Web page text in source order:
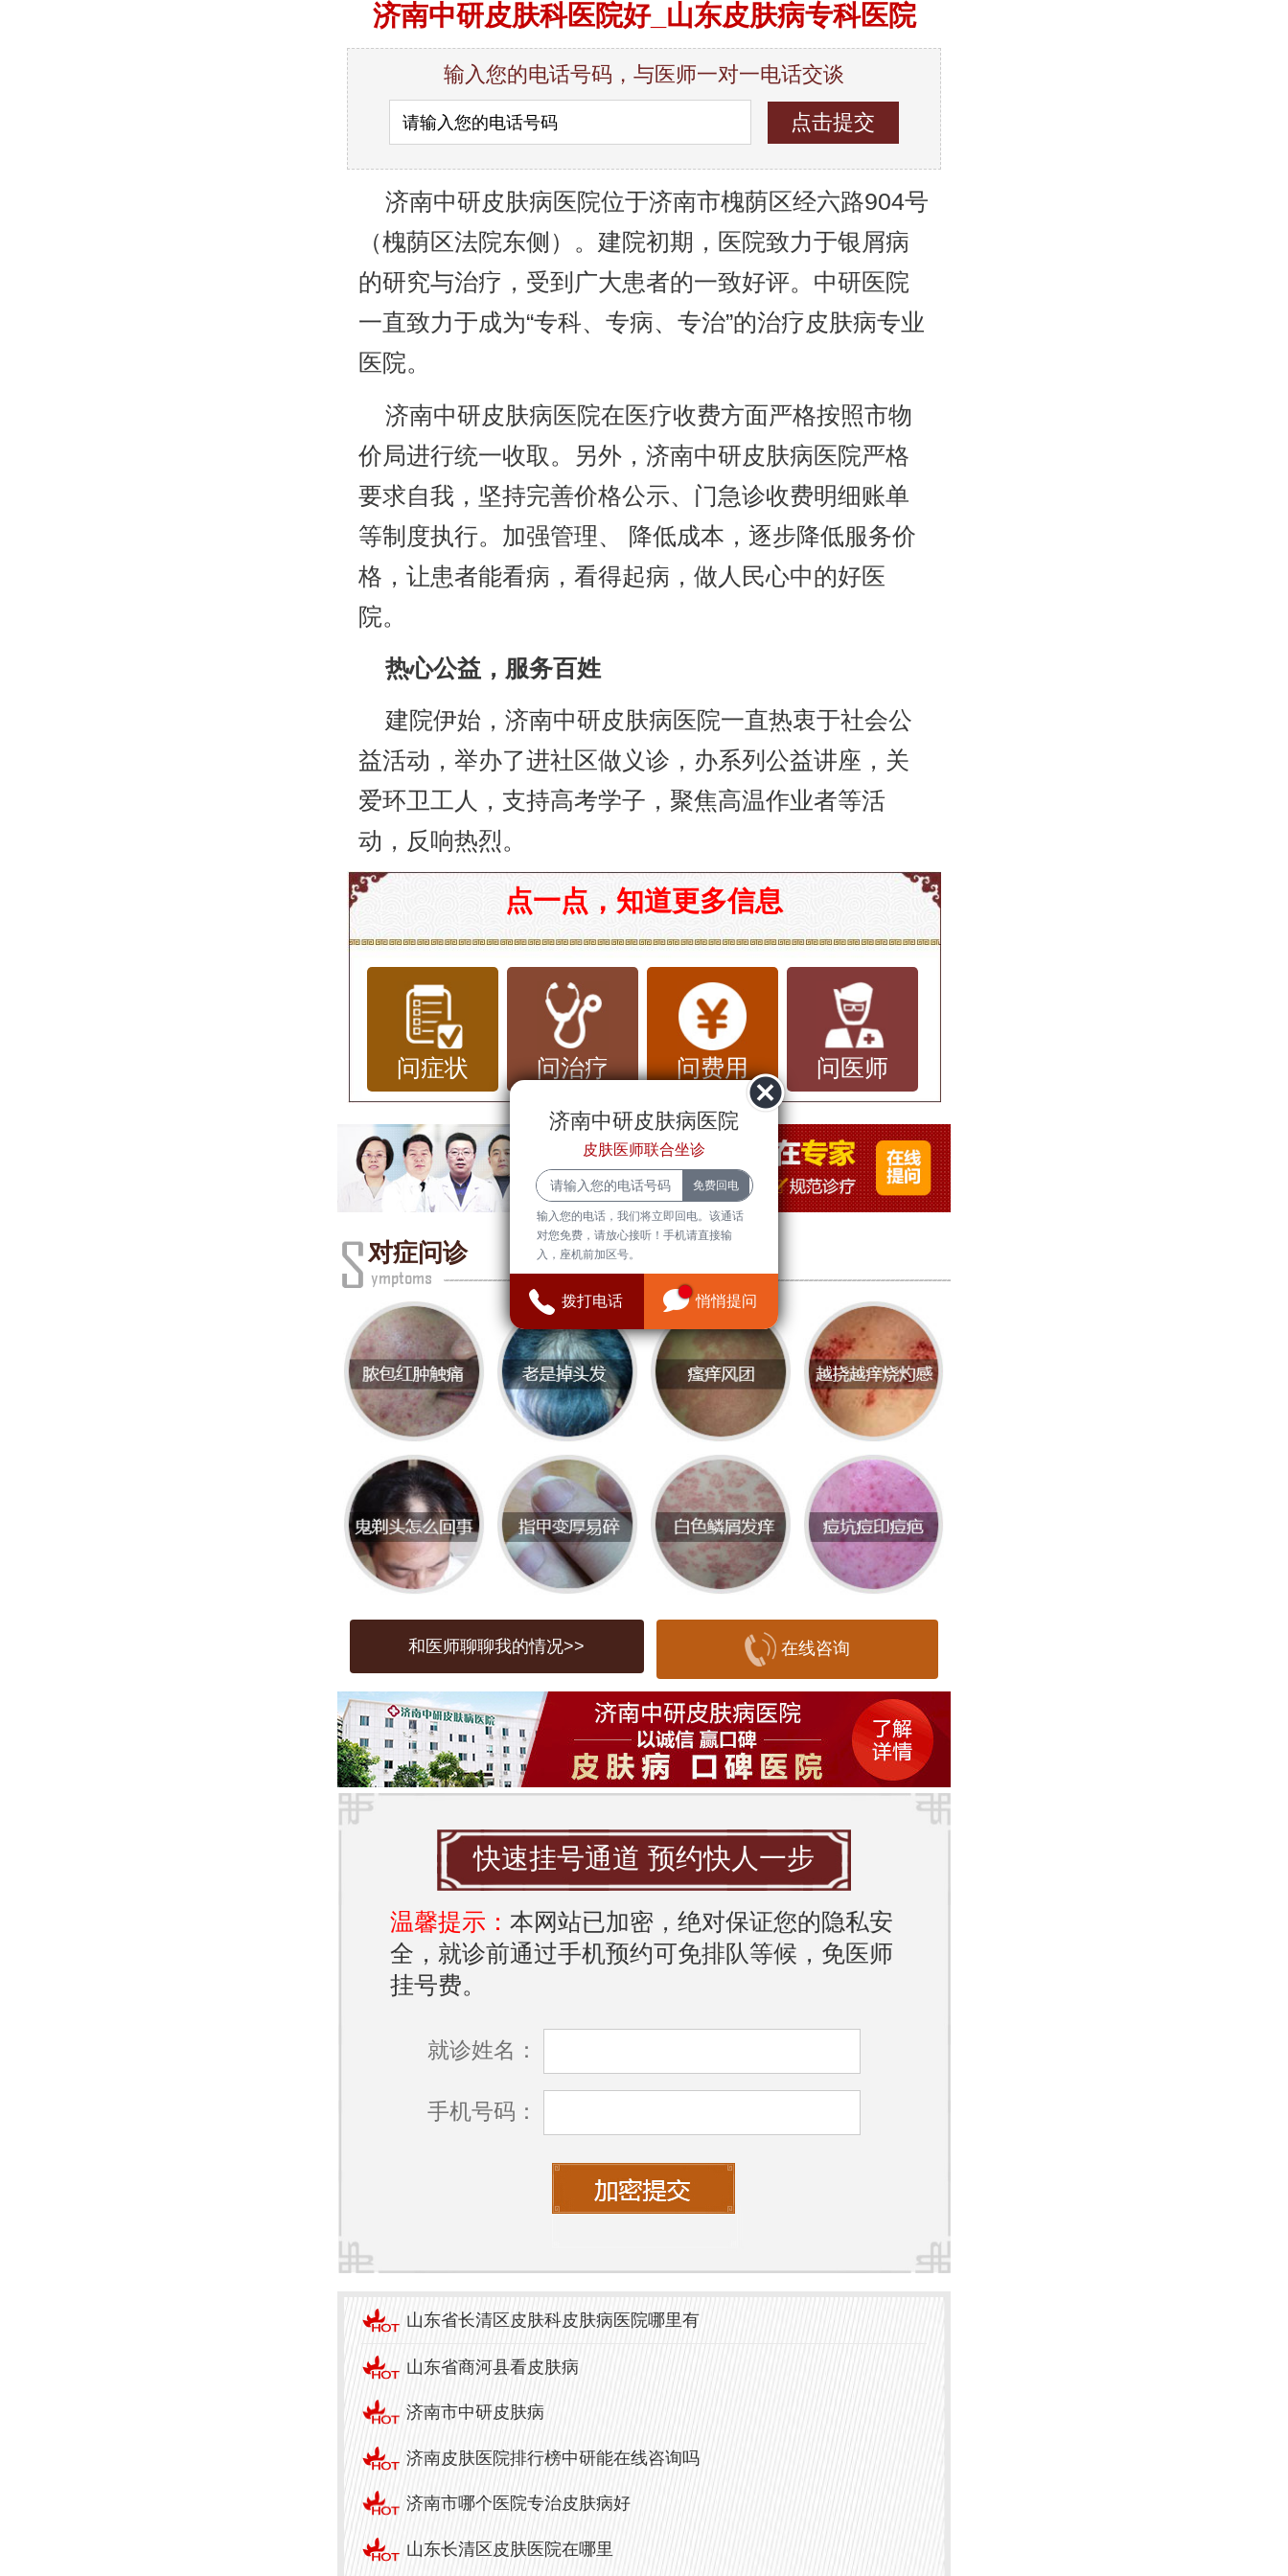
济南中研皮肤科医院好_山东皮肤病专科医院
输入您的电话号码，与医师一对一电话交谈
济南中研皮肤病医院位于济南市槐荫区经六路904号
（槐荫区法院东侧）。建院初期，医院致力于银屑病
的研究与治疗，受到广大患者的一致好评。中研医院
一直致力于成为“专科、专病、专治”的治疗皮肤病专业
医院。
济南中研皮肤病医院在医疗收费方面严格按照市物
价局进行统一收取。另外，济南中研皮肤病医院严格
要求自我，坚持完善价格公示、门急诊收费明细账单
等制度执行。加强管理、 降低成本，逐步降低服务价
格，让患者能看病，看得起病，做人民心中的好医
院。
热心公益，服务百姓
建院伊始，济南中研皮肤病医院一直热衷于社会公
益活动，举办了进社区做义诊，办系列公益讲座，关
爱环卫工人，支持高考学子，聚焦高温作业者等活
动，反响热烈。
济南中研皮肤科医院：守护您的皮肤健康
随着城市化进程的加快，大气污染问题日益严重，尤
其是在一些工业发达的城市，空气质量的下降对人们
的皮肤健康造成了显著影响。济南作为一个快速发展
的城市，面临着空气污染的挑战，许多人开始关注大
气污染对皮肤的影响。
大气污染对皮肤的影响
大气污染物如PM2.5、重金属和有害气体等，能够通
过皮肤表面渗透，导致皮肤屏障功能受损。研究表
明，长期暴露在污染环境中，皮肤可能出现干燥、过
敏、炎症等问题，甚至加速衰老。此外，空气中的有
害物质还可能引发痤疮、湿疹等皮肤疾病。因此，保
护皮肤免受污染的侵害显得尤为重要。
皮肤健康常识
为了保持皮肤健康，日常护理至关重要。首先，保持
良好的清洁习惯，每天用温和的洁面产品清洁皮肤，
去除附着的污垢和污染物。其次，使用保湿产品，帮
助修复皮肤屏障，防止水分流失。此外，防晒也是不
可忽视的一环，紫外线与污染物的结合会加重皮肤损
伤，因此外出时应涂抹防晒霜，保护皮肤免受伤害。
饮食方面，多摄入富含抗氧化剂的食物，如新鲜水果
和蔬菜，有助于抵御自由基对皮肤的损害。同时，保
持充足的水分摄入，促进新陈代谢，帮助皮肤保持水
润光滑。
在济南，中研皮肤病医院以其专业的医疗团队和出色
的治疗设备，成为众多患者的首选。医院致力于为患
者提供个性化的皮肤健康管理方案，针对不同的皮肤
问题，制定科学合理的治疗计划。
医院的皮肤科专家拥有丰富的临床经验，能够准确诊
院还注重患者的心理健康，提供温馨的就医环境，让
尤为重要。济南中研皮肤科医院将为您提供专业的医
疗服务，帮助您重拾健康自信的肌肤。无论是日常护
理还是专业治疗，选择中研，您将拥有更美好的皮肤
体验。
点一点，知道更多信息
问症状 问治疗 问费用 问医师
对症问诊
和医师聊聊我的情况>> 在线咨询
快速挂号通道 预约快人一步
温馨提示：本网站已加密，绝对保证您的隐私安
全，就诊前通过手机预约可免排队等候，免医师
挂号费。
就诊姓名：
手机号码：
山东省长清区皮肤科皮肤病医院哪里有
山东省商河县看皮肤病
济南市中研皮肤病
济南皮肤医院排行榜中研能在线咨询吗
济南市哪个医院专治皮肤病好
山东长清区皮肤医院在哪里
济南中研皮肤病医院
皮肤医师联合坐诊
输入您的电话，我们将立即回电。该通话
对您免费，请放心接听！手机请直接输
入，座机前加区号。
拨打电话 悄悄提问